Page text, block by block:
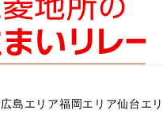
広島エリア福岡エリア仙台エ